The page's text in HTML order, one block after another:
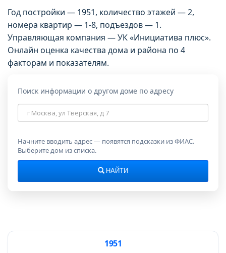
Год постройки — 1951, количество этажей — 2,
номера квартир — 1-8, подъездов — 1.
Управляющая компания — УК «Инициатива плюс».
Онлайн оценка качества дома и района по 4
факторам и показателям.
Поиск информации о другом доме по адресу
Адрес
дома
Начните вводить адрес — появятся подсказки из ФИАС.
Выберите дом из списка.
НАЙТИ
1951